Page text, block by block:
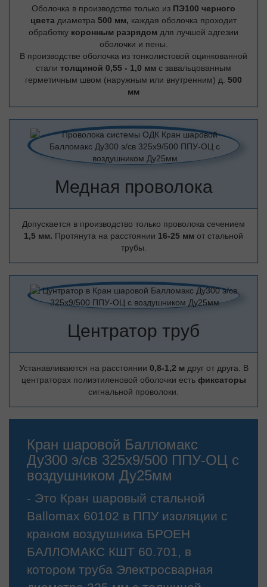
Оболочка в производстве только из ПЭ100 черного
цвета диаметра 500 мм, каждая оболочка проходит
обработку коронным разрядом для лучшей адгезии
оболочки и пены.
В производстве оболочка из тонколистовой оцинкованной
стали толщиной 0,55 - 1,0 мм с завальцованным
герметичным швом (наружным или внутренним) д. 500
мм
Медная проволока
Допускается в производство только проволока сечением
1,5 мм. Протянута на расстоянии 16-25 мм от стальной
трубы.
Центратор труб
Устанавливаются на расстоянии 0,8-1,2 м друг от друга. В
центраторах полиэтиленовой оболочки есть фиксаторы
сигнальной проволоки.
Кран шаровой Балломакс
Ду300 э/св 325х9/500 ППУ-ОЦ с
воздушником Ду25мм
- Это Кран шаровый стальной
Ballomax 60102 в ППУ изоляции с
краном воздушника БРОЕН
БАЛЛОМАКС КШТ 60.701, в
котором труба Электросварная